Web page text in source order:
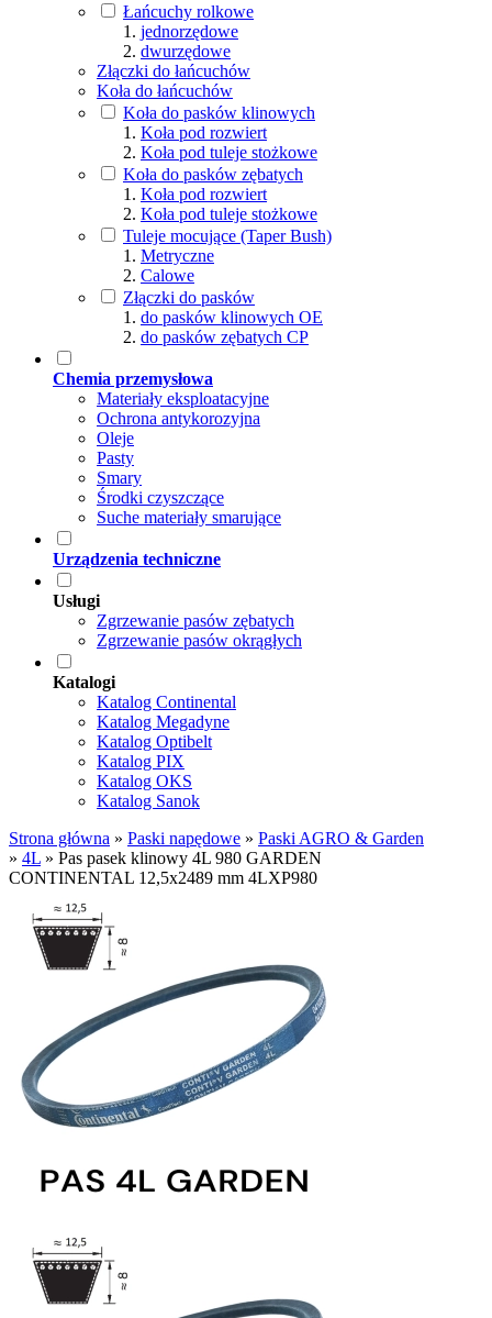
Łańcuchy rolkowe
jednorzędowe
dwurzędowe
Złączki do łańcuchów
Koła do łańcuchów
Koła do pasków klinowych
Koła pod rozwiert
Koła pod tuleje stożkowe
Koła do pasków zębatych
Koła pod rozwiert
Koła pod tuleje stożkowe
Tuleje mocujące (Taper Bush)
Metryczne
Calowe
Złączki do pasków
do pasków klinowych OE
do pasków zębatych CP
Chemia przemysłowa
Materiały eksploatacyjne
Ochrona antykorozyjna
Oleje
Pasty
Smary
Środki czyszczące
Suche materiały smarujące
Urządzenia techniczne
Usługi
Zgrzewanie pasów zębatych
Zgrzewanie pasów okrągłych
Katalogi
Katalog Continental
Katalog Megadyne
Katalog Optibelt
Katalog PIX
Katalog OKS
Katalog Sanok
Strona główna » Paski napędowe » Paski AGRO & Garden
» 4L » Pas pasek klinowy 4L 980 GARDEN
CONTINENTAL 12,5x2489 mm 4LXP980